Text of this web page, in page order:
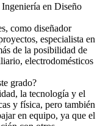
Ingeniería en Diseño
como diseñador
especialista en
de la posibilidad de
electrodomésticos
grado?
la tecnología y el
y física, pero también
en equipo, ya que el